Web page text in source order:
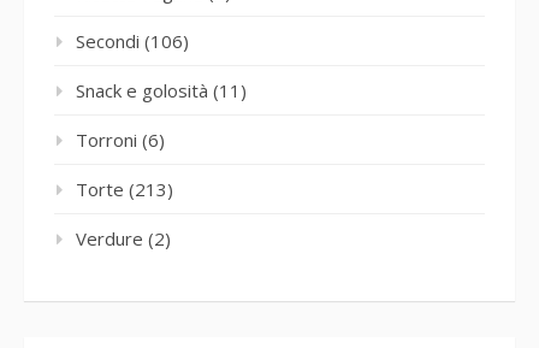
Secondi (106)
Snack e golosità (11)
Torroni (6)
Torte (213)
Verdure (2)